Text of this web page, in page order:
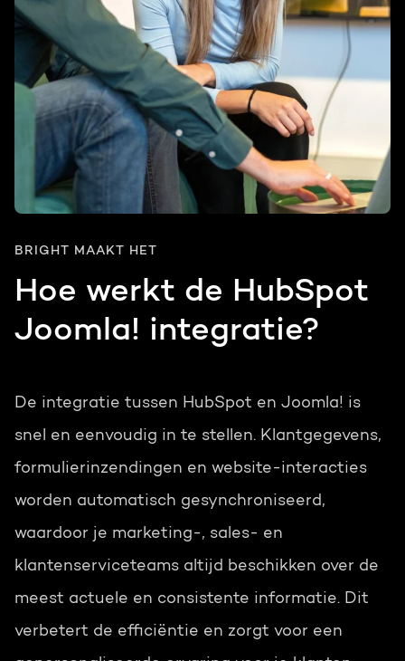
BRIGHT MAAKT HET
Hoe werkt de HubSpot
Joomla! integratie?
De integratie tussen HubSpot en Joomla! is
snel en eenvoudig in te stellen. Klantgegevens,
formulierinzendingen en website-interacties
worden automatisch gesynchroniseerd,
waardoor je marketing-, sales- en
klantenserviceteams altijd beschikken over de
meest actuele en consistente informatie. Dit
verbetert de efficiëntie en zorgt voor een